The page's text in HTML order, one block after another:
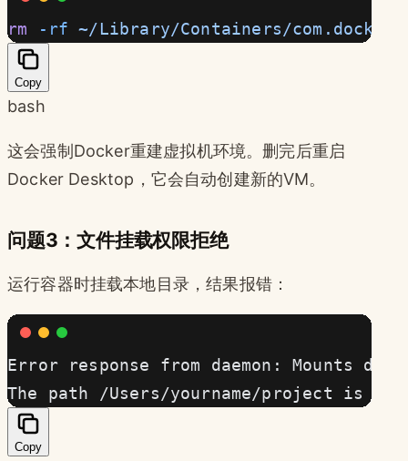
rm -rf ~/Library/Containers/
Copy
bash
这会强制Docker重建虚拟机环境。删完后重启
Docker Desktop，它会自动创建新的VM。
问题3：文件挂载权限拒绝
运行容器时挂载本地目录，结果报错：
Error response from daemon: Mounts
The path /Users/yourname/project is
Copy